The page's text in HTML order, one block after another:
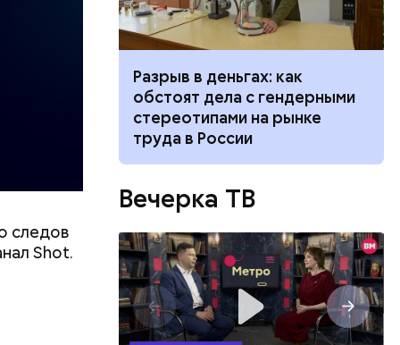
следов
Shot.
Разрыв в деньгах: как
обстоят дела с гендерными
стереотипами на рынке
труда в России
Вечерка ТВ